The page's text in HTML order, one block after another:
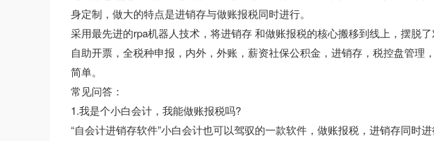
身定制，做大的特点是进销存与做账报税同时进行。
采用最先进的rpa机器人技术，将进销存 和做账报税的核心搬移到线上，摆脱了
自助开票，全税种申报，内外，外账，薪资社保公积金，进销存，税控盘管理
简单。
常见问答：
1.我是个小白会计，我能做账报税吗?
“自会计进销存软件”小白会计也可以驾驭的一款软件，做账报税，进销存同时进